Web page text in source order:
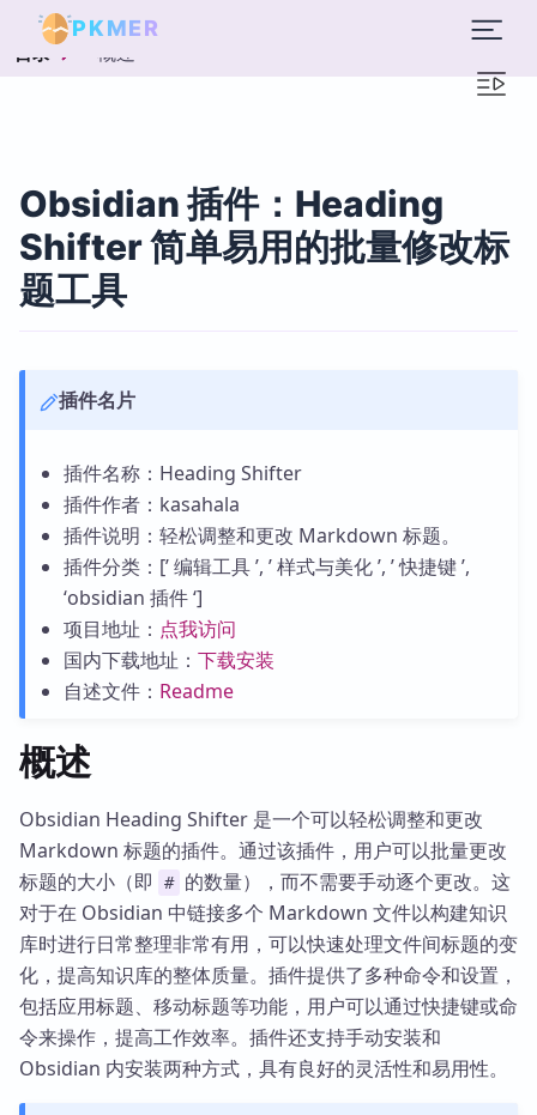
PKMER
目录 概述
Obsidian 插件：Heading
Shifter 简单易用的批量修改标
题工具
插件名片
插件名称：Heading Shifter
插件作者：kasahala
插件说明：轻松调整和更改 Markdown 标题。
插件分类：[’ 编辑工具 ’, ’ 样式与美化 ’, ’ 快捷键 ’,
‘obsidian 插件 ‘]
项目地址： 点我访问
国内下载地址： 下载安装
自述文件： Readme
概述
Obsidian Heading Shifter 是一个可以轻松调整和更改
Markdown 标题的插件。通过该插件，用户可以批量更改
标题的大小（即
#
的数量），而不需要手动逐个更改。这
对于在 Obsidian 中链接多个 Markdown 文件以构建知识
库时进行日常整理非常有用，可以快速处理文件间标题的变
化，提高知识库的整体质量。插件提供了多种命令和设置，
包括应用标题、移动标题等功能，用户可以通过快捷键或命
令来操作，提高工作效率。插件还支持手动安装和
Obsidian 内安装两种方式，具有良好的灵活性和易用性。